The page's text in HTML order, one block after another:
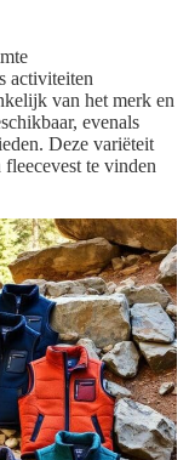
activiteiten
van het merk en
evenals
Deze variëteit
te vinden